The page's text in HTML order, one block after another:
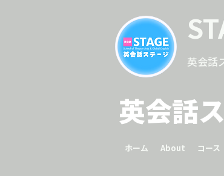
英会話
英会話
ホーム About コース